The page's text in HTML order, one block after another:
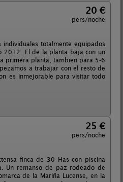
20 €
pers/noche
totalmente equipados
2012. El de la planta baja con un
primera planta, tambien para 5-6
a trabajar con el resto de
es inmejorable para visitar todo
25 €
pers/noche
finca de 30 Has con piscina
Un remanso de paz rodeado de
de la Mariña Lucense, en la